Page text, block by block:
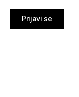
Prijavi se